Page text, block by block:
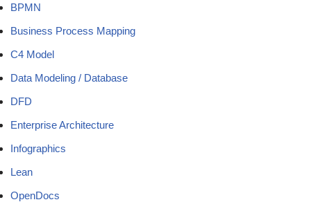
BPMN
Business Process Mapping
C4 Model
Data Modeling / Database
DFD
Enterprise Architecture
Infographics
Lean
OpenDocs